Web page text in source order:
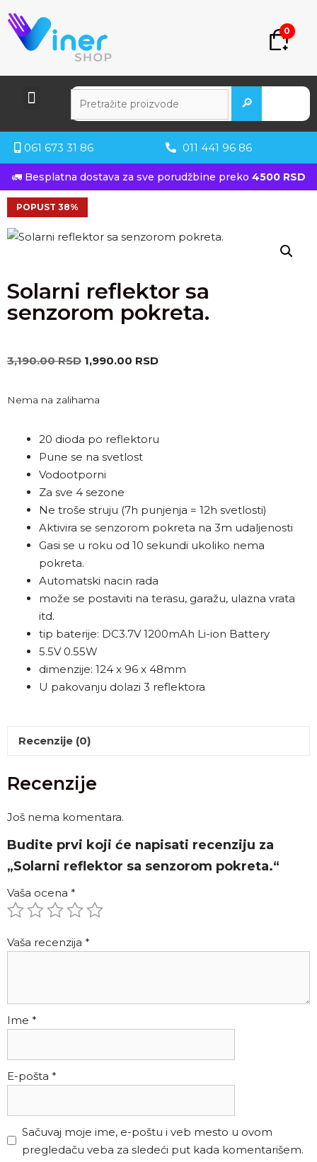
0
🔎
061 673 31 86 011 441 96 86
🚛 Besplatna dostava za sve porudžbine preko 4500 RSD
POPUST 38%
Solarni reflektor sa
senzorom pokreta.
3,190.00RSD 1,990.00 RSD
Nema na zalihama
20 dioda po reflektoru
Pune se na svetlost
Vodootporni
Za sve 4 sezone
Ne troše struju (7h punjenja = 12h svetlosti)
Aktivira se senzorom pokreta na 3m udaljenosti
Gasi se u roku od 10 sekundi ukoliko nema
pokreta.
Automatski nacin rada
može se postaviti na terasu, garažu, ulazna vrata
itd.
tip baterije: DC3.7V 1200mAh Li-ion Battery
5.5V 0.55W
dimenzije: 124 x 96 x 48mm
U pakovanju dolazi 3 reflektora
Recenzije (0)
Recenzije
Još nema komentara.
Budite prvi koji će napisati recenziju za
„Solarni reflektor sa senzorom pokreta.“
Vaša ocena *
Vaša recenzija *
Ime *
E-pošta *
Sačuvaj moje ime, e-poštu i veb mesto u ovom
pregledaču veba za sledeći put kada komentarišem.